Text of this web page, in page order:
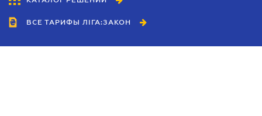
ВСЕ ТАРИФЫ ЛІГА:ЗАКОН